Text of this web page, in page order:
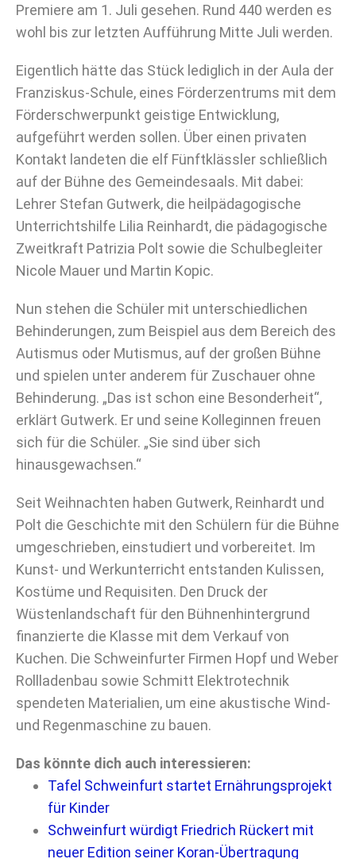
Premiere am 1. Juli gesehen. Rund 440 werden es
wohl bis zur letzten Aufführung Mitte Juli werden.
Eigentlich hätte das Stück lediglich in der Aula der
Franziskus-Schule, eines Förderzentrums mit dem
Förderschwerpunkt geistige Entwicklung,
aufgeführt werden sollen. Über einen privaten
Kontakt landeten die elf Fünftklässler schließlich
auf der Bühne des Gemeindesaals. Mit dabei:
Lehrer Stefan Gutwerk, die heilpädagogische
Unterrichtshilfe Lilia Reinhardt, die pädagogische
Zweitkraft Patrizia Polt sowie die Schulbegleiter
Nicole Mauer und Martin Kopic.
Nun stehen die Schüler mit unterschiedlichen
Behinderungen, zum Beispiel aus dem Bereich des
Autismus oder Mutismus, auf der großen Bühne
und spielen unter anderem für Zuschauer ohne
Behinderung. „Das ist schon eine Besonderheit“,
erklärt Gutwerk. Er und seine Kolleginnen freuen
sich für die Schüler. „Sie sind über sich
hinausgewachsen.“
Seit Weihnachten haben Gutwerk, Reinhardt und
Polt die Geschichte mit den Schülern für die Bühne
umgeschrieben, einstudiert und vorbereitet. Im
Kunst- und Werkunterricht entstanden Kulissen,
Kostüme und Requisiten. Den Druck der
Wüstenlandschaft für den Bühnenhintergrund
finanzierte die Klasse mit dem Verkauf von
Kuchen. Die Schweinfurter Firmen Hopf und Weber
Rollladenbau sowie Schmitt Elektrotechnik
spendeten Materialien, um eine akustische Wind-
und Regenmaschine zu bauen.
Das könnte dich auch interessieren:
Tafel Schweinfurt startet Ernährungsprojekt
für Kinder
Schweinfurt würdigt Friedrich Rückert mit
neuer Edition seiner Koran-Übertragung